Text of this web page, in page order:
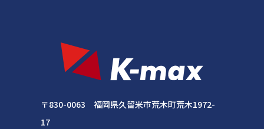
〒830-0063 福岡県久留米市荒木町荒木1972-
17